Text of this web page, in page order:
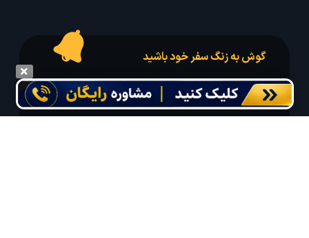
گوش به زنگ سفر خود باشید
درخواست سفر خود را در مدت زمان دلخواه ثبت و پیامک بهترین آفر مربوط به تور
درخواستی خود را دریافت نمایید